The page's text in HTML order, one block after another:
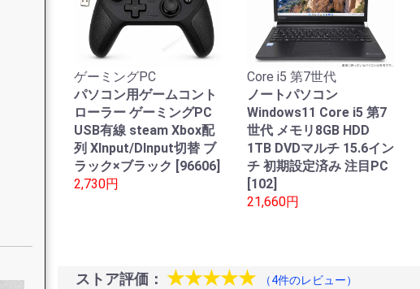
ゲーミングPC
パソコン用ゲームコント
ローラー ゲーミングPC
USB有線 steam Xbox配
列 XInput/DInput切替 ブ
ラック×ブラック [96606]
2,730円
Core i5 第7世代
ノートパソコン
Windows11 Core i5 第7
世代 メモリ8GB HDD
1TB DVDマルチ 15.6イン
チ 初期設定済み 注目PC
[102]
21,660円
ストア評価： ★★★★★ （4件のレビュー）